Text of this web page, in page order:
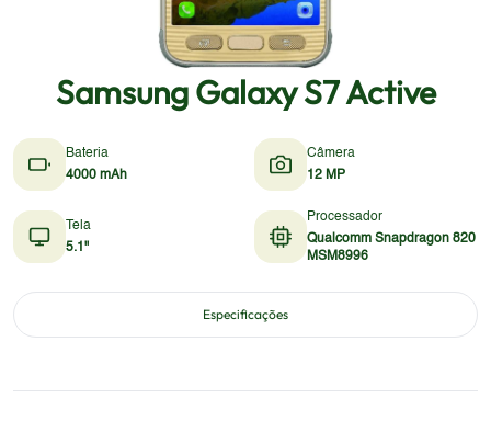
Samsung Galaxy S7 Active
Bateria
4000 mAh
Câmera
12 MP
Tela
5.1"
Processador
Qualcomm Snapdragon 820
MSM8996
Especificações